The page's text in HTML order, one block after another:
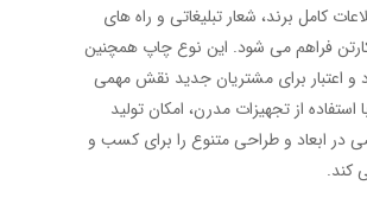
کامل برند، شعار تبلیغاتی و راه های
فراهم می شود. این نوع چاپ همچنین
و اعتبار برای مشتریان جدید نقش مهمی
استفاده از تجهیزات مدرن، امکان تولید
در ابعاد و طراحی متنوع را برای کسب و
کند.